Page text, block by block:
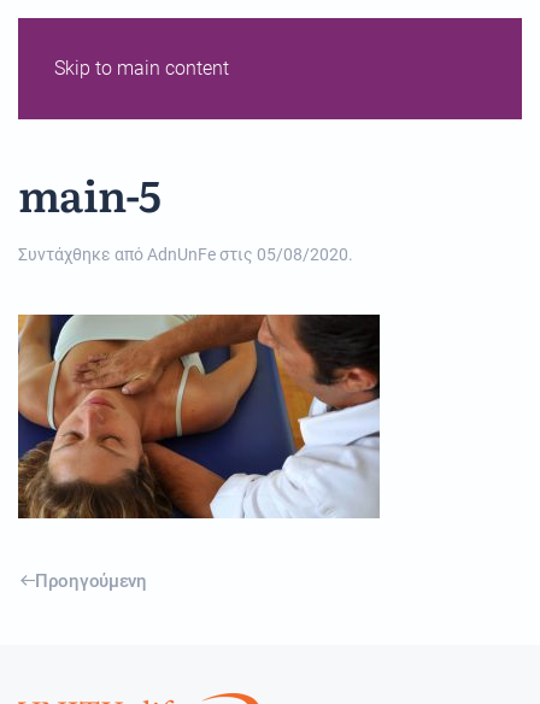
Skip to main content
main-5
Συντάχθηκε απόAdnUnFeστις 05/08/2020.
Προηγούμενη